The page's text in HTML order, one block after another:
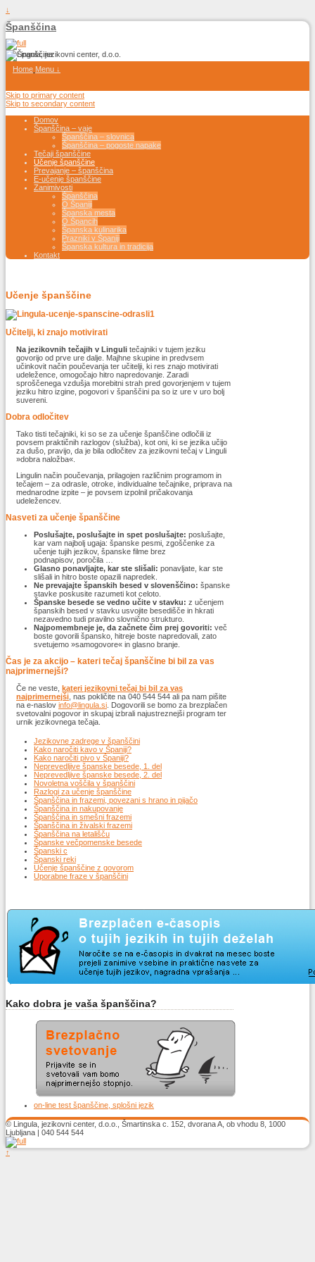
↓
Španščina
Home Menu ↓
Skip to primary content
Skip to secondary content
Domov
Španščina – vaje
Španščina – slovnica
Španščina – pogoste napake
Tečaji španščine
Učenje španščine
Prevajanje – španščina
E-učenje španščine
Zanimivosti
Španščina
O Španiji
Španska mesta
O Špancih
Španska kulinarika
Prazniki v Španiji
Španska kultura in tradicija
Kontakt
Učenje španščine
Učitelji, ki znajo motivirati
Na jezikovnih tečajih v Linguli tečajniki v tujem jeziku
govorijo od prve ure dalje. Majhne skupine in predvsem
učinkovit način poučevanja ter učitelji, ki res znajo motivirati
udeležence, omogočajo hitro napredovanje. Zaradi
sproščenega vzdušja morebitni strah pred govorjenjem v tujem
jeziku hitro izgine, pogovori v španščini pa so iz ure v uro bolj
suvereni.
Dobra odločitev
Tako tisti tečajniki, ki so se za učenje španščine odločili iz
povsem praktičnih razlogov (služba), kot oni, ki se jezika učijo
za dušo, pravijo, da je bila odločitev za jezikovni tečaj v Linguli
»dobra naložba«.
Lingulin način poučevanja, prilagojen različnim programom in
tečajem – za odrasle, otroke, individualne tečajnike, priprava na
mednarodne izpite – je povsem izpolnil pričakovanja
udeležencev.
Nasveti za učenje španščine
Poslušajte, poslušajte in spet poslušajte: poslušajte,
kar vam najbolj ugaja: španske pesmi, zgoščenke za
učenje tujih jezikov, španske filme brez
podnapisov, poročila …
Glasno ponavljajte, kar ste slišali: ponavljate, kar ste
slišali in hitro boste opazili napredek.
Ne prevajajte španskih besed v slovenščino: španske
stavke poskusite razumeti kot celoto.
Španske besede se vedno učite v stavku: z učenjem
španskih besed v stavku usvojite besedišče in hkrati
nezavedno tudi pravilno slovnično strukturo.
Najpomembneje je, da začnete čim prej govoriti: več
boste govorili špansko, hitreje boste napredovali, zato
svetujemo »samogovore« in glasno branje.
Čas je za akcijo – kateri tečaj španščine bi bil za vas
najprimernejši?
Če ne veste, kateri jezikovni tečaj bi bil za vas
najprimernejši , nas pokličite na 040 544 544 ali pa nam pišite
na e-naslov info@lingula.si . Dogovorili se bomo za brezplačen
svetovalni pogovor in skupaj izbrali najustreznejši program ter
urnik jezikovnega tečaja.
Jezikovne zadrege v španščini
Kako naročiti kavo v Španiji?
Kako naročiti pivo v Španiji?
Neprevedljive španske besede, 1. del
Neprevedljive španske besede, 2. del
Novoletna voščila v španščini
Razlogi za učenje španščine
Španščina in frazemi, povezani s hrano in pijačo
Španščina in nakupovanje
Španščina in smešni frazemi
Španščina in živalski frazemi
Španščina na letališču
Španske večpomenske besede
Španski c
Španski reki
Učenje španščine z govorom
Uporabne fraze v španščini
Kako dobra je vaša španščina?
on-line test španščine, splošni jezik
© Lingula, jezikovni center, d.o.o., Šmartinska c. 152, dvorana A, ob vhodu 8, 1000
Ljubljana | 040 544 544
↑